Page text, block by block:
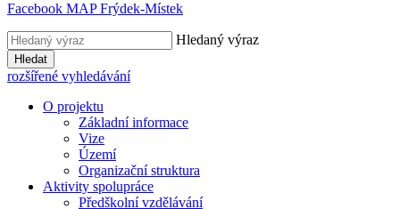
Facebook MAP Frýdek-Místek
Hledaný výraz
Hledat
rozšířené vyhledávání
O projektu
Základní informace
Vize
Území
Organizační struktura
Aktivity spolupráce
Předškolní vzdělávání